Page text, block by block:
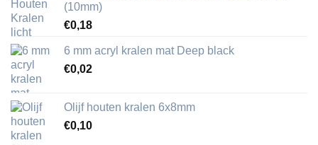
(10mm)
€0,18
6 mm acryl kralen mat Deep black
€0,02
Olijf houten kralen 6x8mm
€0,10